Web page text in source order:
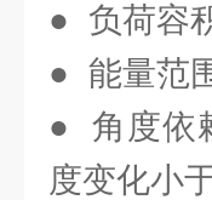
● 负荷容
● 能量范
● 角度依
度变化小